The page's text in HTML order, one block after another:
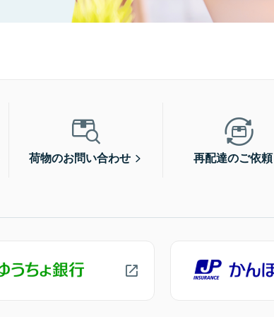
荷物のお問い合わせ 再配達のご依頼